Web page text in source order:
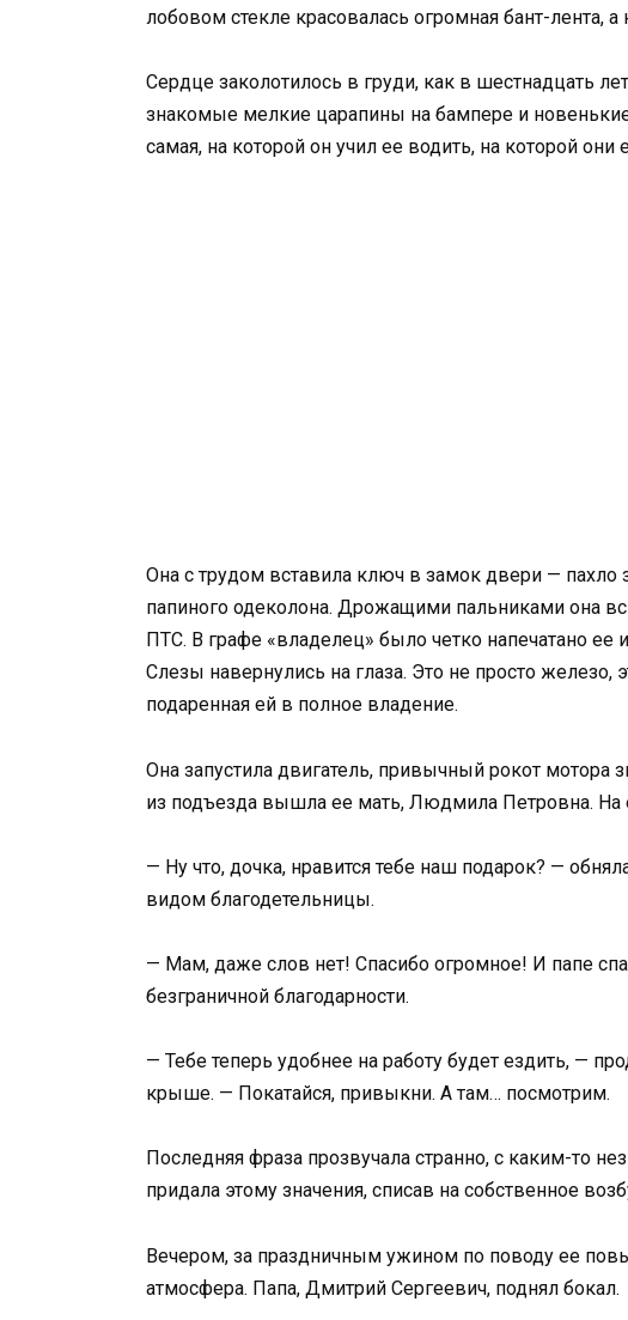
лобовом стекле красовалась огромная бант-лента,
Сердце заколотилось в груди, как в шестнадцать
знакомые мелкие царапины на бампере и
самая, на которой он учил ее водить, на которой
Она с трудом вставила ключ в замок двери —
папиного одеколона. Дрожащими пальниками она
ПТС. В графе «владелец» было четко напечатано ее
Слезы навернулись на глаза. Это не просто железо,
подаренная ей в полное владение.
Она запустила двигатель, привычный рокот мотора
из подъезда вышла ее мать, Людмила Петровна. На
— Ну что, дочка, нравится тебе наш подарок? —
видом благодетельницы.
— Мам, даже слов нет! Спасибо огромное! И папе
безграничной благодарности.
— Тебе теперь удобнее на работу будет ездить, —
крыше. — Покатайся, привыкни. А там… посмотрим.
Последняя фраза прозвучала странно, с каким-то
придала этому значения, списав на собственное
Вечером, за праздничным ужином по поводу ее
атмосфера. Папа, Дмитрий Сергеевич, поднял бокал.